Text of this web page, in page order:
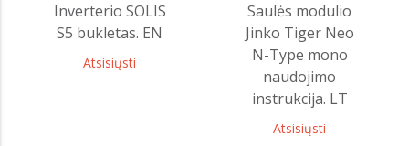
Inverterio SOLIS
S5 bukletas. EN
Atsisiųsti
Saulės modulio
Jinko Tiger Neo
N-Type mono
naudojimo
instrukcija. LT
Atsisiųsti